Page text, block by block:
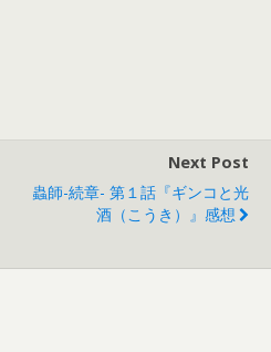
Next Post
蟲師-続章- 第１話『ギンコと光
酒（こうき）』感想